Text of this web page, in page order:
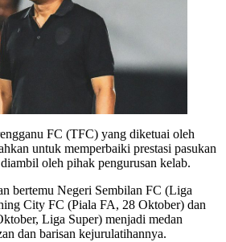
FC (TFC) yang diketuai oleh
untuk memperbaiki prestasi pasukan
oleh pihak pengurusan kelab.
bertemu Negeri Sembilan FC (Liga
City FC (Piala FA, 28 Oktober) dan
Liga Super) menjadi medan
dan barisan kejurulatihannya.